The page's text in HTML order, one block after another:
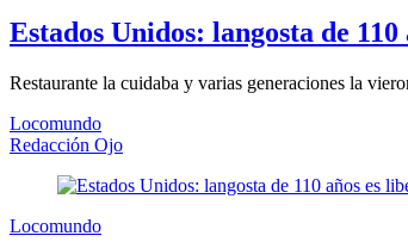
Estados Unidos: langosta de
Restaurante la cuidaba y varias generaciones la
Locomundo
Redacción Ojo
Locomundo